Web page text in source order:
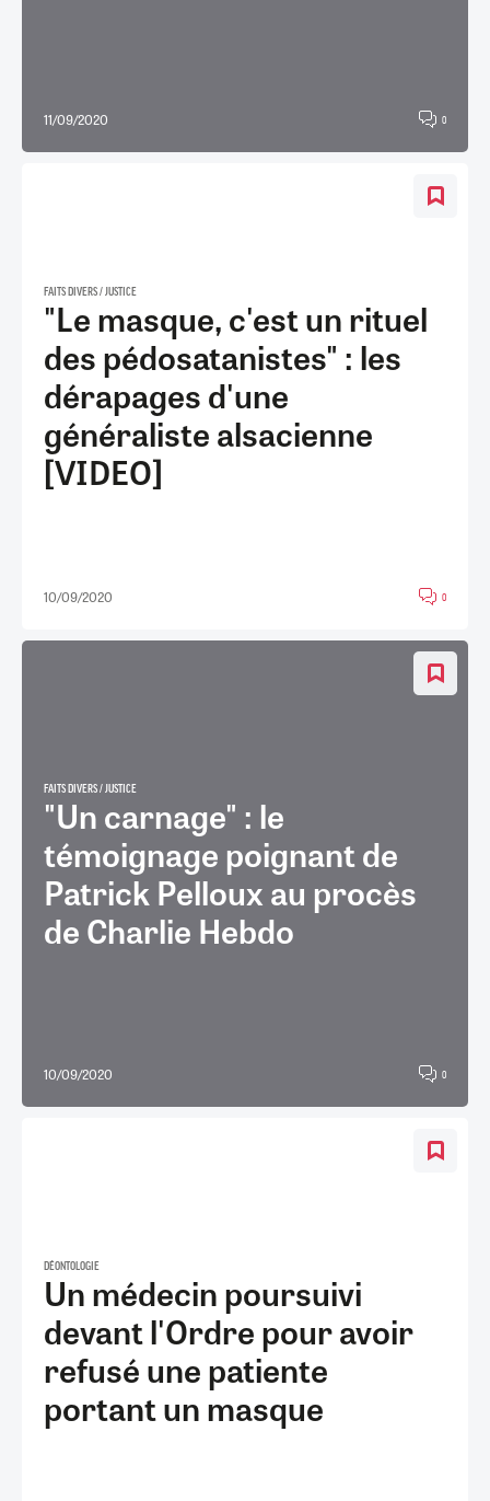
11/09/2020 0
FAITS DIVERS / JUSTICE
"Le masque, c'est un rituel
des pédosatanistes" : les
dérapages d'une
généraliste alsacienne
[VIDEO]
10/09/2020 0
FAITS DIVERS / JUSTICE
"Un carnage" : le
témoignage poignant de
Patrick Pelloux au procès
de Charlie Hebdo
10/09/2020 0
DÉONTOLOGIE
Un médecin poursuivi
devant l'Ordre pour avoir
refusé une patiente
portant un masque